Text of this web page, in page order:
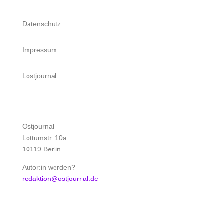
Datenschutz
Impressum
Lostjournal
Ostjournal
Lottumstr. 10a
10119 Berlin
Autor:in werden?
redaktion@ostjournal.de